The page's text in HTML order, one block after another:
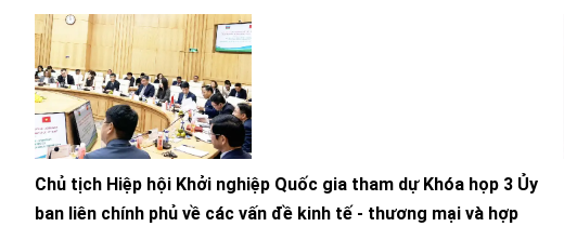
Chủ tịch Hiệp hội Khởi nghiệp Quốc gia tham dự Khóa họp 3 Ủy
ban liên chính phủ về các vấn đề kinh tế - thương mại và hợp